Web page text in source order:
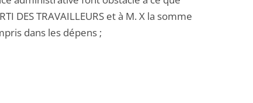
DES TRAVAILLEURS et à M. X la somme
dans les dépens ;